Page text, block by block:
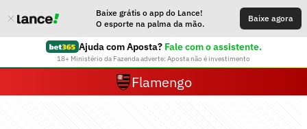
Baixe grátis o app do Lance!
O esporte na palma da mão.
Baixe agora
Ajuda com Aposta? Fale com o assistente.
18+ Ministério da Fazenda adverte: Aposta não é investimento
Flamengo